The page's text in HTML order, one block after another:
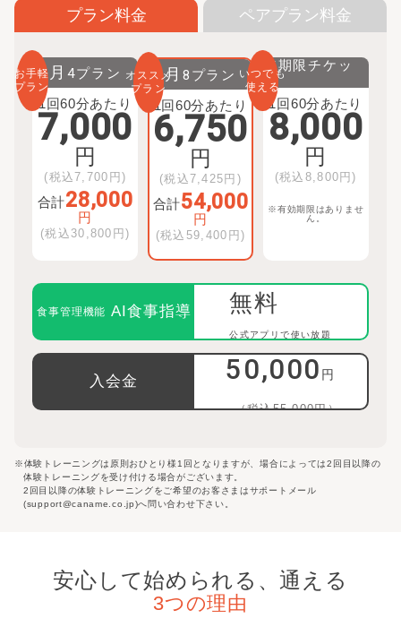
プラン料金 ペアプラン料金
お手軽
プラン
月 4プラン
1回60分あたり
7,000
円
(税込7,700 円)
合計28,000
円
(税込 30,800 円)
オススメ
プラン
月 8 プラン
1回60分あたり
6,750
円
(税込7,425 円)
合計54,000
円
(税込 59,400 円)
いつでも
使える
無期限チケッ
ト
1回60分あたり
8,000
円
(税込 8,800 円)
※有効期限はありませ
ん。
食事管理機能 AI食事指導 無料
公式アプリで使い放題
入会金 50,000 円
（税込55,000円）
※体験トレーニングは原則おひとり様1回となりますが、場合によっては2回目以降の
体験トレーニングを受け付ける場合がございます。
2回目以降の体験トレーニングをご希望のお客さまはサポートメール
(support@caname.co.jp)へ問い合わせ下さい。
安心して始められる、通える
3つの理由